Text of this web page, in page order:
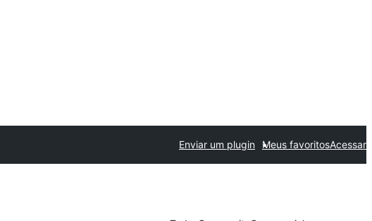
Enviar um plugin Meus favoritosAcessar